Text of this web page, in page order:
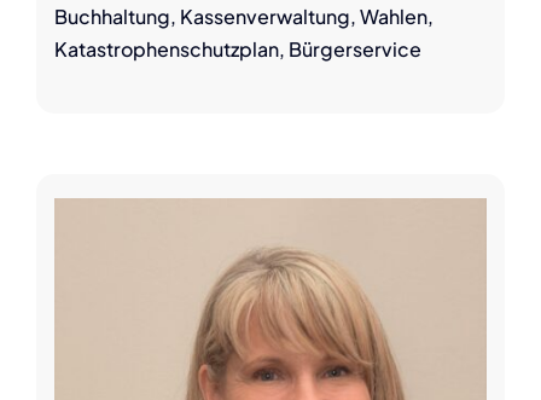
Buchhaltung, Kassenverwaltung, Wahlen,
Katastrophenschutzplan, Bürgerservice